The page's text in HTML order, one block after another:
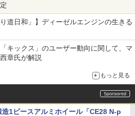
道日和」】ディーゼルエンジンの生きる
キックス」のユーザー動向に関して、マ
章氏が解説
もっと見る
造1ピースアルミホイール「CE28 N-p